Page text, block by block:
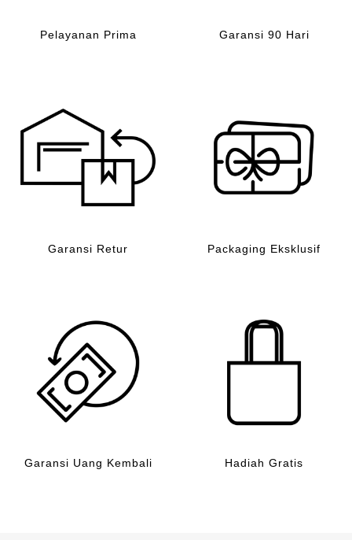
Pelayanan Prima Garansi 90 Hari
Garansi Retur Packaging Eksklusif
Garansi Uang Kembali Hadiah Gratis